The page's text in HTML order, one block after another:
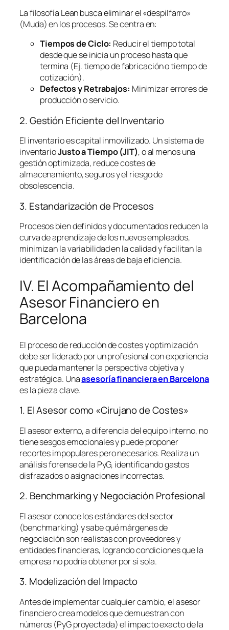
La filosofía Leanbusca eliminar el «despilfarro»
(Muda) en los procesos. Se centra en:
Tiempos de Ciclo: Reducir el tiempo total
desde que se inicia un proceso hasta que
termina (Ej. tiempo de fabricación o tiempo de
cotización).
Defectos y Retrabajos: Minimizar errores de
producción o servicio.
2. Gestión Eficiente del Inventario
El inventario es capital inmovilizado. Un sistema de
inventarioJusto a Tiempo (JIT), o al menos una
gestión optimizada, reduce costes de
almacenamiento, seguros y el riesgo de
obsolescencia.
3. Estandarización de Procesos
Procesos bien definidos y documentados reducen la
curva de aprendizaje de los nuevos empleados,
minimizan la variabilidad en la calidad y facilitan la
identificación de las áreas de baja eficiencia.
IV. El Acompañamiento del
Asesor Financiero en
Barcelona
El proceso de reducción de costes y optimización
debe ser liderado por un profesional con experiencia
que pueda mantener la perspectiva objetiva y
estratégica. Unaasesoría financiera en Barcelona
es la pieza clave.
1. El Asesor como «Cirujano de Costes»
El asesor externo, a diferencia del equipo interno, no
tiene sesgos emocionales y puede proponer
recortes impopulares pero necesarios. Realiza un
análisis forense de la PyG, identificando gastos
disfrazados o asignaciones incorrectas.
2. Benchmarking y Negociación Profesional
El asesor conoce los estándares del sector
(benchmarking) y sabe qué márgenes de
negociación son realistas con proveedores y
entidades financieras, logrando condiciones que la
empresa no podría obtener por sí sola.
3. Modelización del Impacto
Antes de implementar cualquier cambio, el asesor
financiero crea modelos que demuestran con
números (PyG proyectada) el impacto exacto de la